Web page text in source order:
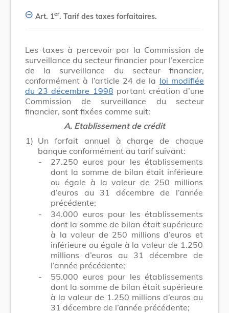
Art. 1er. Tarif des taxes forfaitaires.
Les taxes à percevoir par la Commission de
surveillance du secteur financier pour l’exercice
de la surveillance du secteur financier,
conformément à l’article 24 de la loi modifiée
du 23 décembre 1998 portant création d’une
Commission de surveillance du secteur
financier, sont fixées comme suit:
A. Etablissement de crédit
1) Un forfait annuel à charge de chaque
banque conformément au tarif suivant:
-
27.250 euros pour les établissements
dont la somme de bilan était inférieure
ou égale à la valeur de 250 millions
d’euros au 31 décembre de l’année
précédente;
-
34.000 euros pour les établissements
dont la somme de bilan était supérieure
à la valeur de 250 millions d’euros et
inférieure ou égale à la valeur de 1.250
millions d’euros au 31 décembre de
l’année précédente;
-
55.000 euros pour les établissements
dont la somme de bilan était supérieure
à la valeur de 1.250 millions d’euros au
31 décembre de l’année précédente;